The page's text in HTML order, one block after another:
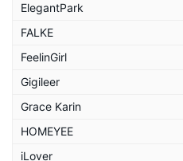
ElegantPark
FALKE
FeelinGirl
Gigileer
Grace Karin
HOMEYEE
iLover